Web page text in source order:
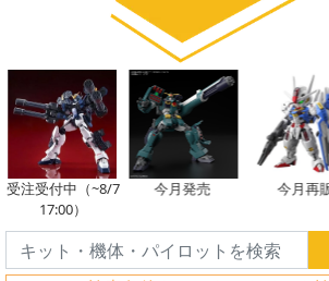
注受付中（~8/7
17:00）
今月発売 今月再販